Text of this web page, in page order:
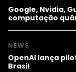
Google, Nvidia,
computação
NEWS
OpenAI lança
Brasil